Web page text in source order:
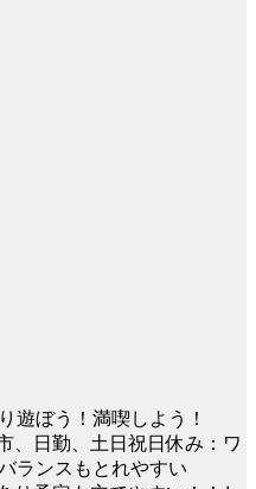
遊ぼう！満喫しよう！
、日勤、土日祝日休み：ワ
ランスもとれやすい